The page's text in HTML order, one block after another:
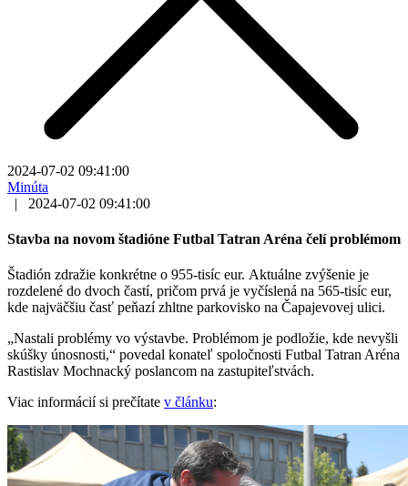
2024-07-02 09:41:00
Minúta
|
2024-07-02 09:41:00
Stavba na novom štadióne Futbal Tatran Aréna čelí problémom
Štadión zdražie konkrétne o 955-tisíc eur. Aktuálne zvýšenie je
rozdelené do dvoch častí, pričom prvá je vyčíslená na 565-tisíc eur,
kde najväčšiu časť peňazí zhltne parkovisko na Čapajevovej ulici.
„Nastali problémy vo výstavbe. Problémom je podložie, kde nevyšli
skúšky únosnosti,“ povedal konateľ spoločnosti Futbal Tatran Aréna
Rastislav Mochnacký poslancom na zastupiteľstvách.
Viac informácií si prečítate v článku: